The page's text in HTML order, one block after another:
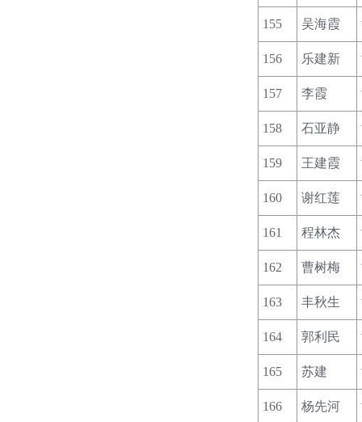
155 吴海霞
156 乐建新
157 李霞
158 石亚静
159 王建霞
160 谢红莲
161 程林杰
162 曹树梅
163 丰秋生
164 郭利民
165 苏建
166 杨先河